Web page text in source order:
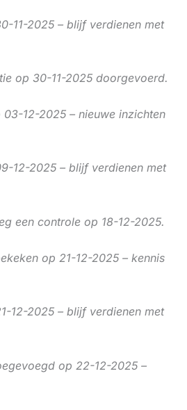
11-2025 – blijf verdienen met
op 30-11-2025 doorgevoerd.
12-2025 – nieuwe inzichten
12-2025 – blijf verdienen met
een controle op 18-12-2025.
op 21-12-2025 – kennis
12-2025 – blijf verdienen met
op 22-12-2025 –